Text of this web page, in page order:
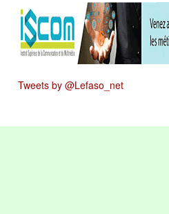
Tweets by @Lefaso_net